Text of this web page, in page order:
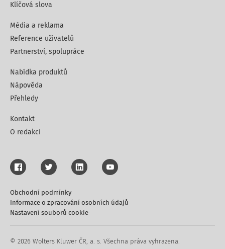
Klíčová slova
Média a reklama
Reference uživatelů
Partnerství, spolupráce
Nabídka produktů
Nápověda
Přehledy
Kontakt
O redakci
© 2026 Wolters Kluwer ČR, a. s. Všechna práva vyhrazena.
Obchodní podmínky
Informace o zpracování osobních údajů
Nastavení souborů cookie